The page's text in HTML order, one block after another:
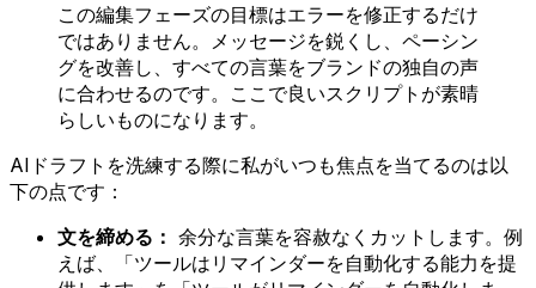
この編集フェーズの目標はエラーを修正するだけ
ではありません。メッセージを鋭くし、ペーシン
グを改善し、すべての言葉をブランドの独自の声
に合わせるのです。ここで良いスクリプトが素晴
らしいものになります。
AIドラフトを洗練する際に私がいつも焦点を当てるのは以
下の点です：
文を締める： 余分な言葉を容赦なくカットします。例
えば、「ツールはリマインダーを自動化する能力を提